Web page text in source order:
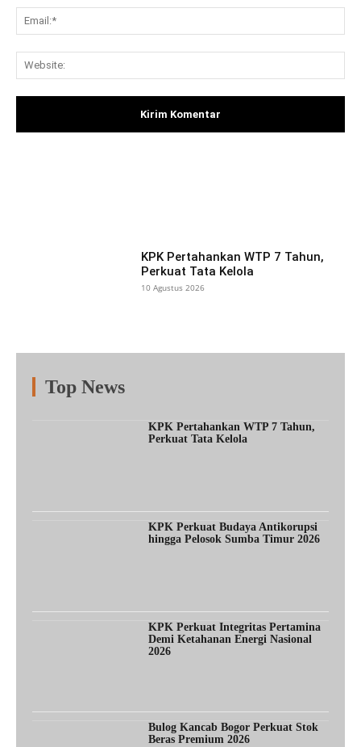
KPK Pertahankan WTP 7 Tahun,
Perkuat Tata Kelola
10 Agustus 2026
Top News
KPK Pertahankan WTP 7 Tahun,
Perkuat Tata Kelola
KPK Perkuat Budaya Antikorupsi
hingga Pelosok Sumba Timur 2026
KPK Perkuat Integritas Pertamina
Demi Ketahanan Energi Nasional
2026
Bulog Kancab Bogor Perkuat Stok
Beras Premium 2026